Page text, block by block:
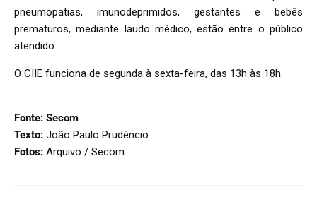
pneumopatias, imunodeprimidos, gestantes e bebês
prematuros, mediante laudo médico, estão entre o público
atendido.
O CIIE funciona de segunda à sexta-feira, das 13h às 18h.
Fonte: Secom
Texto: João Paulo Prudêncio
Fotos: Arquivo / Secom